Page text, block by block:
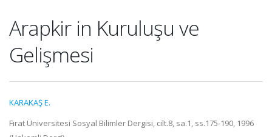
Arapkir in Kuruluşu ve
Gelişmesi
KARAKAŞ E.
Fırat Üniversitesi Sosyal Bilimler Dergisi, cilt.8, sa.1, ss.175-190, 1996